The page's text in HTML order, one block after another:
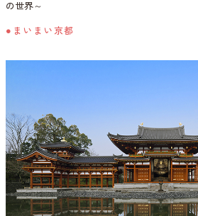
の世界～
●まいまい京都